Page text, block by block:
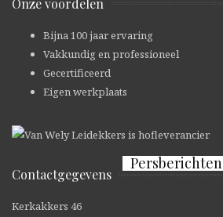
leeg
te
laten.
Persberichten
Bijna 100 jaar ervaring
Vakkundig en professioneel
Gecertificeerd
Eigen werkplaats
Contactgegevens
Kerkakkers 46